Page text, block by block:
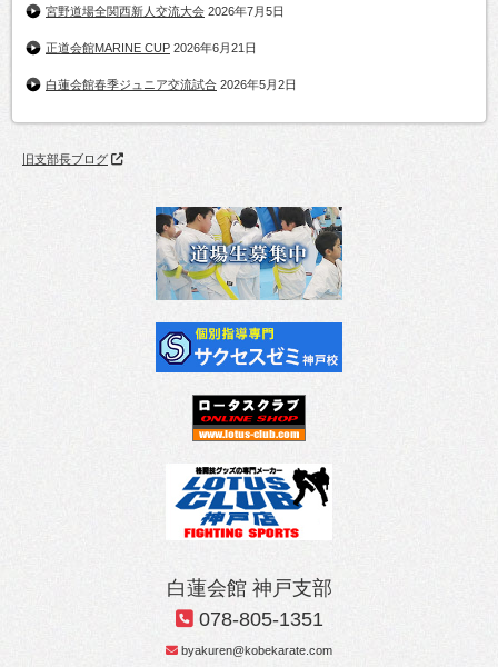
宮野道場全関西新人交流大会 2026年7月5日
正道会館MARINE CUP 2026年6月21日
白蓮会館春季ジュニア交流試合 2026年5月2日
旧支部長ブログ
白蓮会館 神戸支部
078-805-1351
byakuren@kobekarate.com